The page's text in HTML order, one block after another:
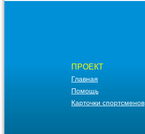
ПРОЕКТ
Главная
Помощь
Карточки спортсменов